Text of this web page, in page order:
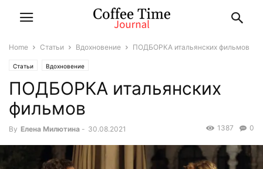
Home Статьи Вдохновение ПОДБОРКА итальянских фильмов
Статьи Вдохновение
ПОДБОРКА итальянских
фильмов
By Елена Милютина - 30.08.2021 0
1387